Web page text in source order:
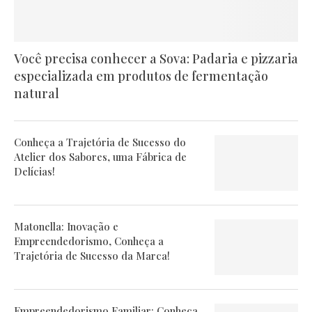
Você precisa conhecer a Sova: Padaria e pizzaria
especializada em produtos de fermentação
natural
Conheça a Trajetória de Sucesso do
Atelier dos Sabores, uma Fábrica de
Delícias!
Matonella: Inovação e
Empreendedorismo, Conheça a
Trajetória de Sucesso da Marca!